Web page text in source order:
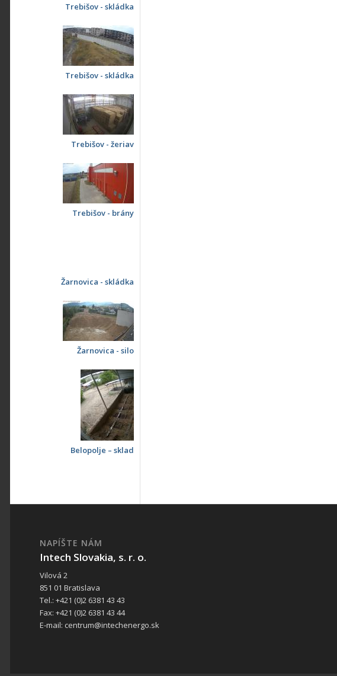
Trebišov - skládka
Trebišov - skládka
Trebišov - žeriav
Trebišov - brány
Žarnovica - skládka
Žarnovica - silo
Belopolje – sklad
NAPÍŠTE NÁM
Intech Slovakia, s. r. o.
Vilová 2
851 01 Bratislava
Tel.: +421 (0)2 6381 43 43
Fax: +421 (0)2 6381 43 44
E-mail: centrum@intechenergo.sk